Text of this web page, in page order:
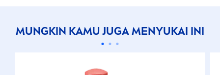
MUNGKIN KAMU JUGAMENYUKAI INI